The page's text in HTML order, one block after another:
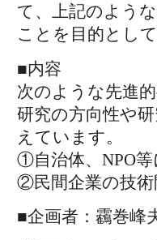
て、上記のよう
ことを目的とし
■内容
次のような先進
研究の方向性や
えています。
①自治体、NPO
②民間企業の技術
■企画者：靏巻峰